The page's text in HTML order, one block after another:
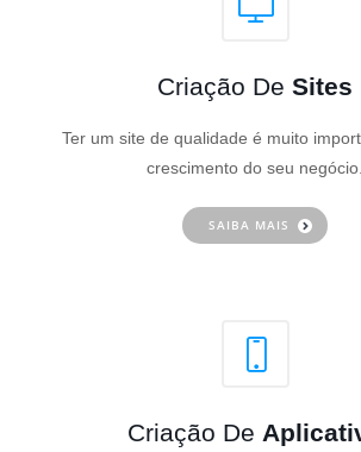
Criação De Sites
Ter um site de qualidade é muito
crescimento do seu negócio.
SAIBA MAIS
Criação De